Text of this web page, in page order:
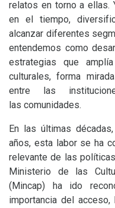
relatos en torno a ellas.
en el tiempo,
alcanzar diferentes
entendemos como
estrategias que
culturales, forma
entre las
las comunidades.
En las últimas
años, esta labor se ha
relevante de las
Ministerio de las
(Mincap) ha ido
importancia del